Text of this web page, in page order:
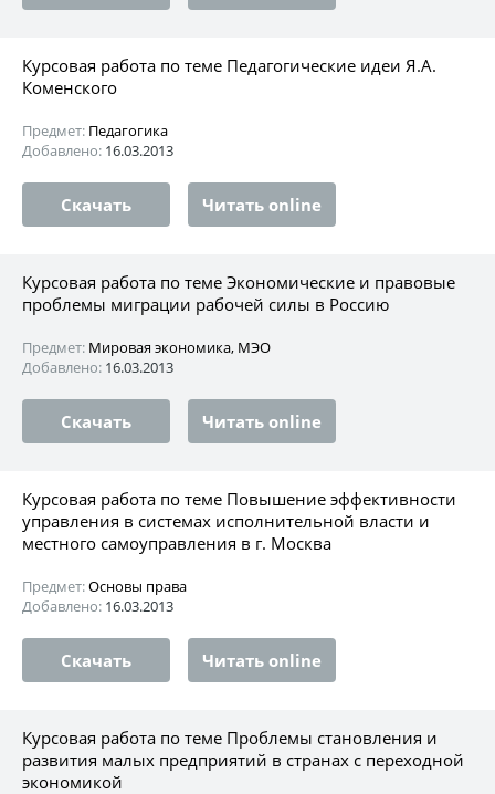
Курсовая работа по теме Педагогические идеи Я.А.
Коменского
Предмет: Педагогика
Добавлено: 16.03.2013
Скачать Читать online
Курсовая работа по теме Экономические и правовые
проблемы миграции рабочей силы в Россию
Предмет: Мировая экономика, МЭО
Добавлено: 16.03.2013
Скачать Читать online
Курсовая работа по теме Повышение эффективности
управления в системах исполнительной власти и
местного самоуправления в г. Москва
Предмет:Основы права
Добавлено: 16.03.2013
Скачать Читать online
Курсовая работа по теме Проблемы становления и
развития малых предприятий в странах с переходной
экономикой